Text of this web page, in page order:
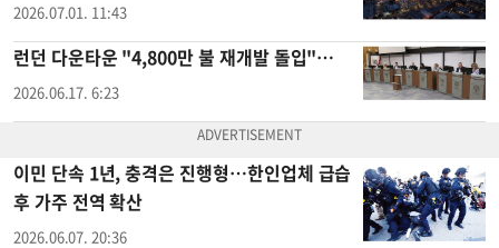
2026.07.01. 11:43
런던 다운타운 "4,800만 불 재개발 돌입"…
2026.06.17. 6:23
이민 단속 1년, 충격은 진행형…한인업체 급습
후 가주 전역 확산
2026.06.07. 20:36